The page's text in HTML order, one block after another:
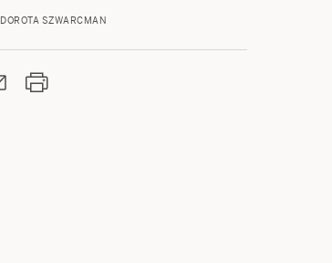
DOROTA SZWARCMAN